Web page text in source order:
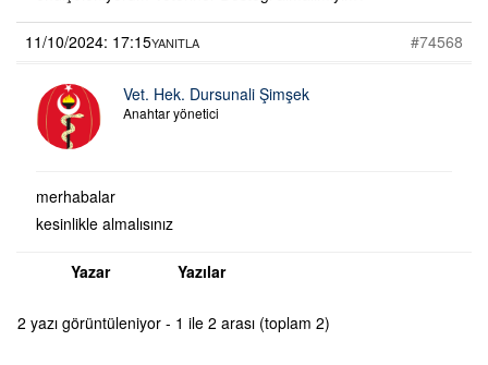
11/10/2024: 17:15 #74568
YANITLA
Vet. Hek. Dursunali Şimşek
Anahtar yönetici
merhabalar
kesinlikle almalısınız
Yazar Yazılar
2 yazı görüntüleniyor - 1 ile 2 arası (toplam 2)